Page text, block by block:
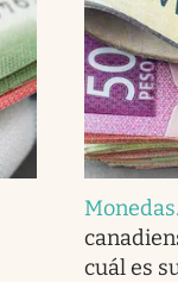
Monedas.
cuál es